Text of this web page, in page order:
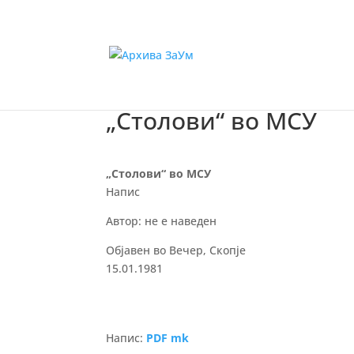
„Столови“ во МСУ
„Столови“ во МСУ
Напис
Автор: не е наведен
Објавен во Вечер, Скопје
15.01.1981
Напис: PDF mk